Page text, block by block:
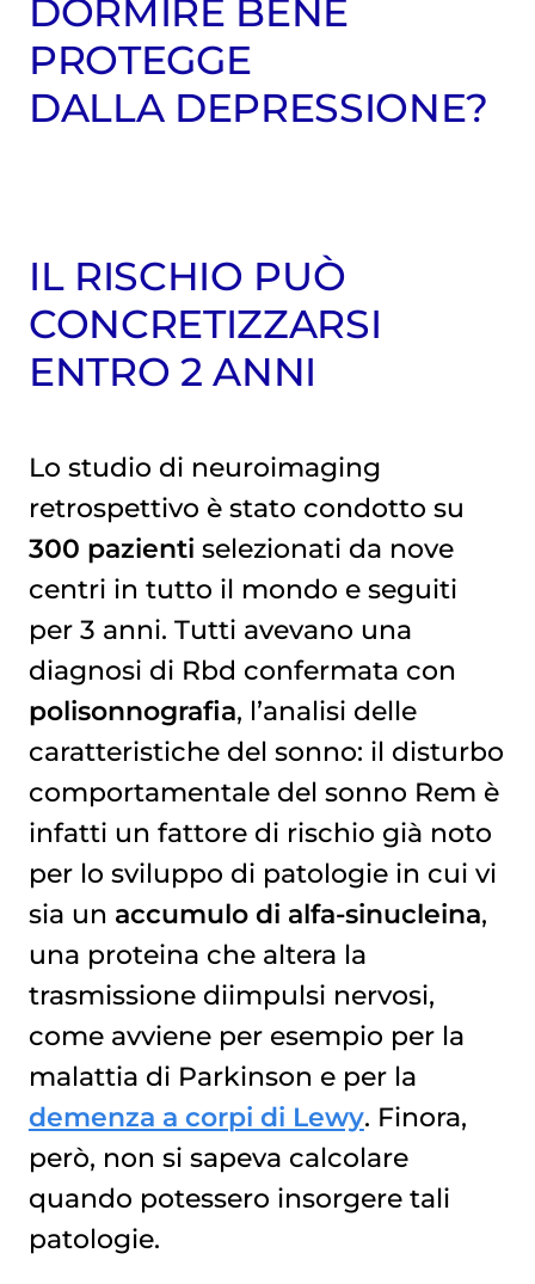
DORMIRE BENE
PROTEGGE
DALLA DEPRESSIONE?
IL RISCHIO PUÒ
CONCRETIZZARSI
ENTRO 2 ANNI
Lo studio di neuroimaging
retrospettivo è stato condotto su
300 pazienti selezionati da nove
centri in tutto il mondo e seguiti
per 3 anni. Tutti avevano una
diagnosi di Rbd confermata con
polisonnografia, l’analisi delle
caratteristiche del sonno: il disturbo
comportamentale del sonno Rem è
infatti un fattore di rischio già noto
per lo sviluppo di patologie in cui vi
sia un accumulo di alfa-sinucleina,
una proteina che altera la
trasmissione diimpulsi nervosi,
come avviene per esempio per la
malattia di Parkinson e per la
demenza a corpi di Lewy. Finora,
però, non si sapeva calcolare
quando potessero insorgere tali
patologie.